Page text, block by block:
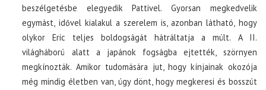
beszélgetésbe elegyedik Pattivel. Gyorsan megkedvelik
egymást, idővel kialakul a szerelem is, azonban látható, hogy
olykor Eric teljes boldogságát hátráltatja a múlt. A II.
világháború alatt a japánok fogságba ejtették, szörnyen
megkínozták. Amikor tudomására jut, hogy kínjainak okozója
még mindig életben van, úgy dönt, hogy megkeresi és bosszút